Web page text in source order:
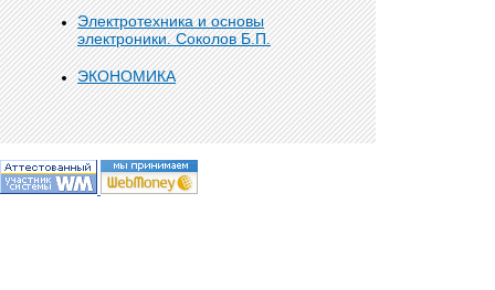
Электротехника и основы
электроники. Соколов Б.П.
ЭКОНОМИКА